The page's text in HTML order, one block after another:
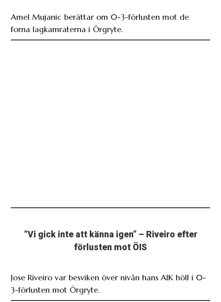
Amel Mujanic berättar om 0-3-förlusten mot de
forna lagkamraterna i Örgryte.
”Vi gick inte att känna igen” – Riveiro efter
förlusten mot ÖIS
Jose Riveiro var besviken över nivån hans AIK höll i 0-
3-förlusten mot Örgryte.